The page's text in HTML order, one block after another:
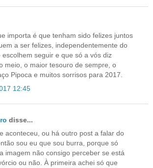
importa é que tenham sido felizes juntos
a ser felizes, independentemente do
escolhem seguir e que só a vós diz
meio, o maior tesouro de sempre, o
Pipoca e muitos sorrisos para 2017.
12:45
disse...
aconteceu, ou há outro post a falar do
sou eu que sou burra, porque só
imagem não consigo perceber se está
ou não. À primeira achei só que